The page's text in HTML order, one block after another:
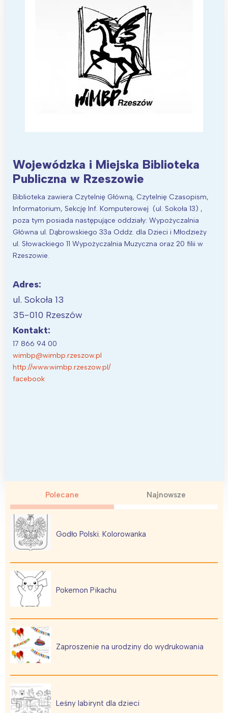
Wojewódzka i Miejska Biblioteka
Publiczna w Rzeszowie
Biblioteka zawiera Czytelnię Główną, Czytelnię Czasopism,
Informatorium, Sekcję Inf. Komputerowej (ul. Sokoła 13) ,
poza tym posiada następujące oddziały: Wypożyczalnia
Główna ul. Dąbrowskiego 33a Oddz. dla Dzieci i Młodzieży
ul. Słowackiego 11 Wypożyczalnia Muzyczna oraz 20 filii w
Rzeszowie.
Adres:
ul. Sokoła 13
35-010 Rzeszów
Kontakt:
17 866 94 00
wimbp@wimbp.rzeszow.pl
http://www.wimbp.rzeszow.pl/
facebook
Polecane Najnowsze
Godło Polski. Kolorowanka
Pokemon Pikachu
Zaproszenie na urodziny do wydrukowania
Leśny labirynt dla dzieci
Interesują mnie wydarzenia z
tego regionu:
Warszawa
Wrocław
Śląsk
Wszystkie
Wybieram